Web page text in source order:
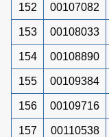
152 00107082
153 00108033
154 00108890
155 00109384
156 00109716
157 00110538